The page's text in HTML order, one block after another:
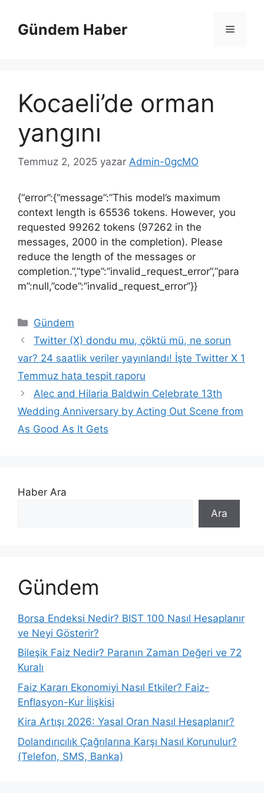
Gündem Haber Menü
Kocaeli’de orman
yangını
Temmuz 2, 2025 yazar Admin-0gcMO
{“error”:{“message”:”This model’s maximum
context length is 65536 tokens. However, you
requested 99262 tokens (97262 in the
messages, 2000 in the completion). Please
reduce the length of the messages or
completion.”,”type”:”invalid_request_error”,”para
m”:null,”code”:”invalid_request_error”}}
Kategoriler
Gündem
Twitter (X) dondu mu, çöktü mü, ne sorun
var? 24 saatlik veriler yayınlandı! İşte Twitter X 1
Temmuz hata tespit raporu
Alec and Hilaria Baldwin Celebrate 13th
Wedding Anniversary by Acting Out Scene from
As Good As It Gets
Haber Ara
Ara
Gündem
Borsa Endeksi Nedir? BIST 100 Nasıl Hesaplanır
ve Neyi Gösterir?
Bileşik Faiz Nedir? Paranın Zaman Değeri ve 72
Kuralı
Faiz Kararı Ekonomiyi Nasıl Etkiler? Faiz-
Enflasyon-Kur İlişkisi
Kira Artışı 2026: Yasal Oran Nasıl Hesaplanır?
Dolandırıcılık Çağrılarına Karşı Nasıl Korunulur?
(Telefon, SMS, Banka)